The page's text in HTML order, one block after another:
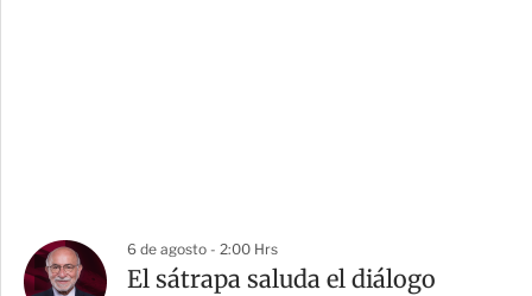
6 de agosto - 2:00 Hrs
El sátrapa saluda el diálogo